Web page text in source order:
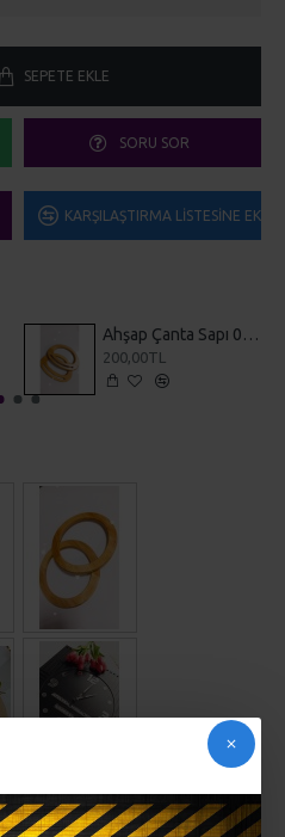
SEPETE EKLE
SORU SOR
KARŞILAŞTIRMA LISTESINE EKLE
Ahşap Çanta Sapı 0001
200,00TL